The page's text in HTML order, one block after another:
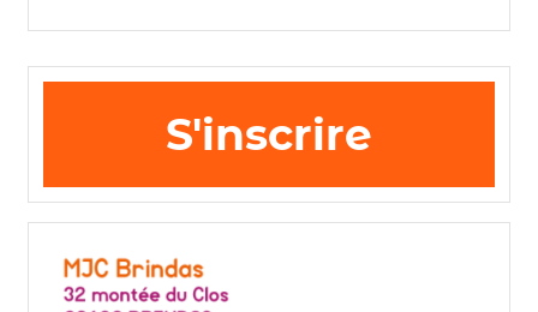
S'inscrire